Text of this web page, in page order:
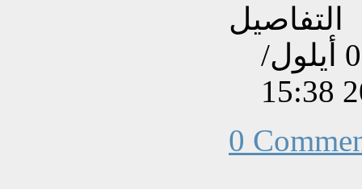
التفاصيل
تم إنشاءه بتاريخ الأحد, 08 أيلول/
0